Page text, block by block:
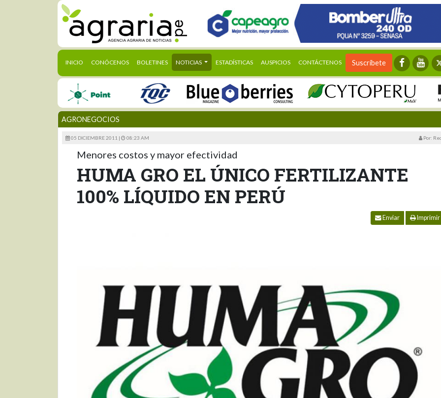
INICIO (CURRENT)
CONÓCENOS BOLETINES NOTICIAS ESTADÍSTICAS AUSPICIOS CONTÁCTENOS Suscríbete
AGRONEGOCIOS
05 DICIEMBRE 2011 | 08:23 AM Por:
Menores costos y mayor efectividad
HUMA GRO EL ÚNICO FERTILIZANTE
100% LÍQUIDO EN PERÚ
Enviar Imprimir